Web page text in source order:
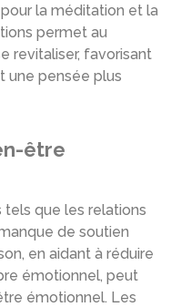
la méditation et la
permet au
revitaliser, favorisant
une pensée plus
être
tels que les relations
de soutien
en aidant à réduire
émotionnel, peut
émotionnel. Les